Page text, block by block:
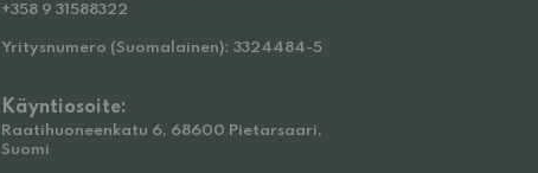
+358 9 31588322
Yritysnumero (Suomalainen): 3324484-5
Käyntiosoite:
Raatihuoneenkatu 6, 68600 Pietarsaari,
Suomi